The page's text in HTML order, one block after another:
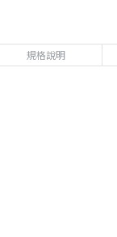
規格說明